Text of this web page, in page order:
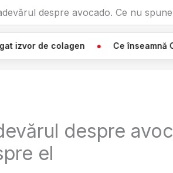
despre avocado. Ce nu
Ce înseamnă Când Vezi O
despre
el